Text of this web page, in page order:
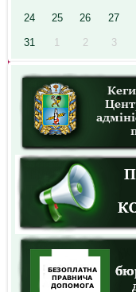
24 25 26 27
31 1 2 3